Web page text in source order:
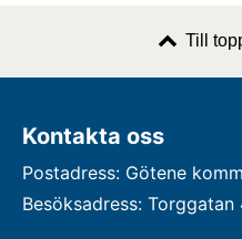
Till
Kontakta oss
Postadress: Götene
Besöksadress: Torggatan